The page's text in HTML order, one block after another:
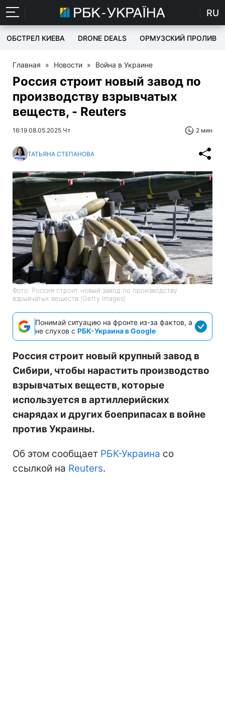
RU
ОБСТРЕЛ КИЕВА DRONE DEALS ОРМУЗСКИЙ ПРОЛИВ
Главная » Новости » Война в Украине
Россия строит новый завод по
производству взрывчатых
веществ, - Reuters
16:19 08.05.2025 Чт 2 мин
ТАТЬЯНА СТЕПАНОВА
Фото: Россия строит новый завод по производству
взрывчатых веществ (Getty Images)
Понимай ситуацию на фронте из-за фактов, а
не слухов с РБК-Украина в Google
Россия строит новый крупный завод в
Сибири, чтобы нарастить производство
взрывчатых веществ, которые
используется в артиллерийских
снарядах и других боеприпасах в войне
против Украины.
Об этом сообщает РБК-Украина со
ссылкой на Reuters.